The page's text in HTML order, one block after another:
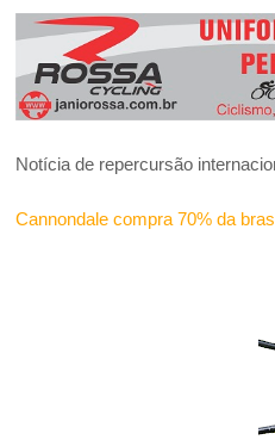
CICLOTURISMO 3º Pedal das
EVENTO Pedala Tour -
Notícia de repercursão
Cannondale compra 70% da